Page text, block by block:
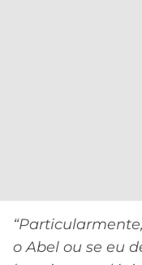
MG
o Abel ou se eu